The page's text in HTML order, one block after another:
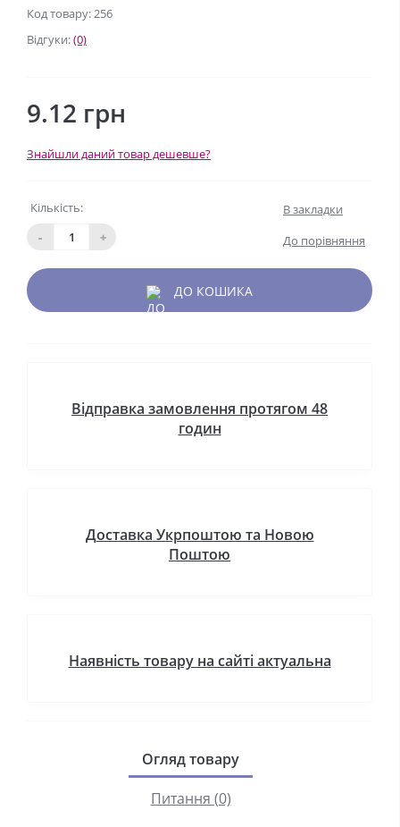
Код товару: 256
Відгуки:(0)
9.12 грн
Знайшли даний товар дешевше?
Кількість:
-
+
В закладки
До порівняння
ДО КОШИКА
Відправка замовлення протягом 48
годин
Доставка Укрпоштою та Новою
Поштою
Наявність товару на сайті актуальна
Огляд товару
Питання (0)